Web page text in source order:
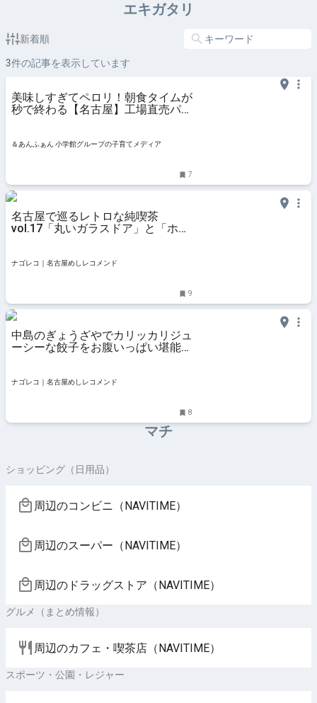
エキガタリ
新着順
3件の記事を表示しています
美味しすぎてペロリ！朝食タイムが
秒で終わる【名古屋】工場直売パン
＆あんふぁん 小学館グループの子育てメディア
7
名古屋で巡るレトロな純喫茶
vol.17「丸いガラスドア」と「ホッ
ナゴレコ｜名古屋めしレコメンド
9
中島のぎょうざやでカリッカリジュ
ーシーな餃子をお腹いっぱい堪能す
ナゴレコ｜名古屋めしレコメンド
8
マチ
ショッピング（日用品）
周辺のコンビニ（NAVITIME）
周辺のスーパー（NAVITIME）
周辺のドラッグストア（NAVITIME）
グルメ（まとめ情報）
周辺のカフェ・喫茶店（NAVITIME）
スポーツ・公園・レジャー